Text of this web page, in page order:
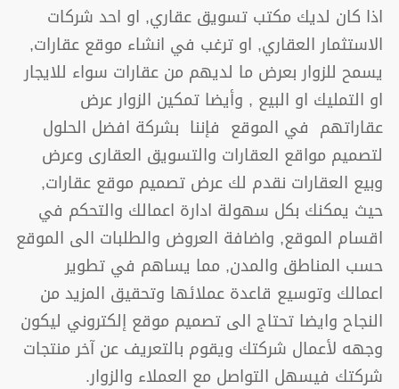
اذا كان لديك مكتب تسويق عقاري, او احد شركات
الاستثمار العقاري, او ترغب في انشاء موقع عقارات,
يسمح للزوار بعرض ما لديهم من عقارات سواء للايجار
او التمليك او البيع , وأيضا تمكين الزوار عرض
عقاراتهم في الموقع فإننا بشركة افضل الحلول
لتصميم مواقع العقارات والتسويق العقارى وعرض
وبيع العقارات نقدم لك عرض تصميم موقع عقارات,
حيث يمكنك بكل سهولة ادارة اعمالك والتحكم في
اقسام الموقع, واضافة العروض والطلبات الى الموقع
حسب المناطق والمدن, مما يساهم في تطوير
اعمالك وتوسيع قاعدة عملائها وتحقيق المزيد من
النجاح وايضا تحتاج الى تصميم موقع إلكتروني ليكون
وجهه لأعمال شركتك ويقوم بالتعريف عن آخر منتجات
شركتك فيسهل التواصل مع العملاء والزوار.